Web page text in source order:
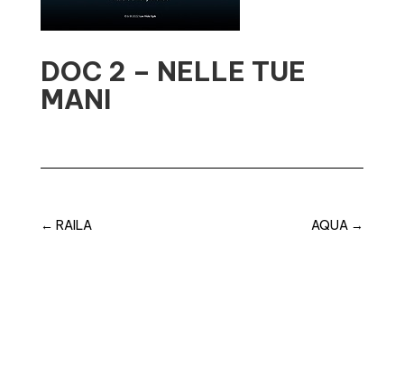
DOC 2 – NELLE TUE
MANI
← RAILA AQUA →